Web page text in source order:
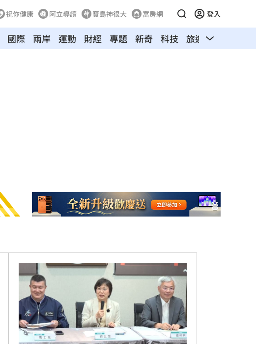
祝你健康 阿立導讀 寶島神很大 富房網 登入
國際 兩岸 運動 財經 專題 新奇 科技 旅遊 汽車